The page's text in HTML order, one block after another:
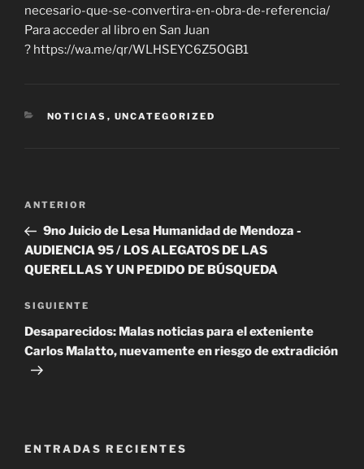
necesario-que-se-convertira-en-obra-de-referencia/
Para acceder al libro en San Juan
? https://wa.me/qr/WLHSEYC6Z5OGB1
CATEGORÍAS
NOTICIAS , UNCATEGORIZED
Navegación
entradas
Entrada
anterior
ANTERIOR
9no Juicio de Lesa Humanidad de Mendoza -
AUDIENCIA 95 / LOS ALEGATOS DE LAS
QUERELLAS Y UN PEDIDO DE BÚSQUEDA
Siguiente
entrada
SIGUIENTE
Desaparecidos: Malas noticias para el exteniente
Carlos Malatto, nuevamente en riesgo de extradición
ENTRADAS RECIENTES